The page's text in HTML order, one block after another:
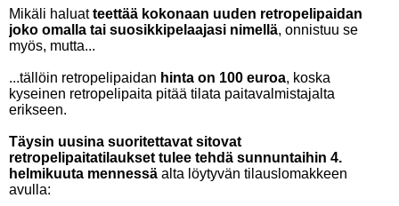
Mikäli haluatteettää kokonaan uuden retropelipaidan
joko omalla tai suosikkipelaajasi nimellä, onnistuu se
myös, mutta...
...tällöin retropelipaidan hinta on 100 euroa, koska
kyseinen retropelipaita pitää tilata paitavalmistajalta
erikseen.
Täysin uusina suoritettavat sitovat
retropelipaitatilaukset tulee tehdä sunnuntaihin 4.
helmikuuta mennessä alta löytyvän tilauslomakkeen
avulla: